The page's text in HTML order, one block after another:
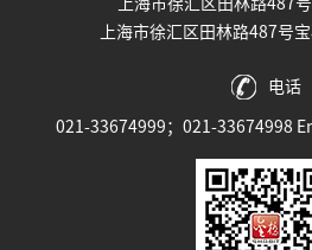
上海市徐汇区田林路487
上海市徐汇区田林路487号
电话
021-33674999；021-33674998